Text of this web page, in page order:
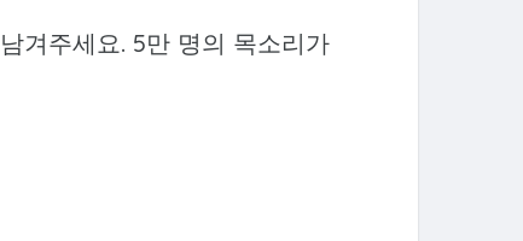
겨주세요. 5만 명의 목소리가